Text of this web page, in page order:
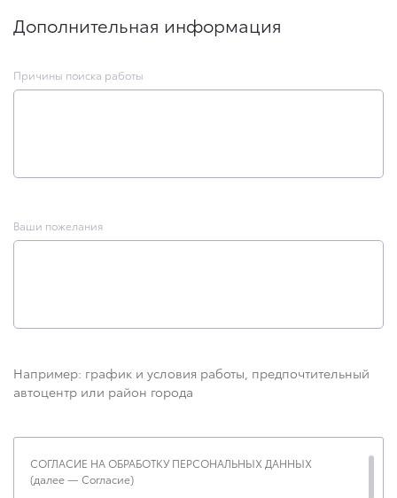
Дополнительная информация
Причины поиска работы
Ваши пожелания
Например: график и условия работы, предпочтительный
автоцентр или район города
СОГЛАСИЕ НА ОБРАБОТКУ ПЕРСОНАЛЬНЫХ ДАННЫХ
(далее — Согласие)